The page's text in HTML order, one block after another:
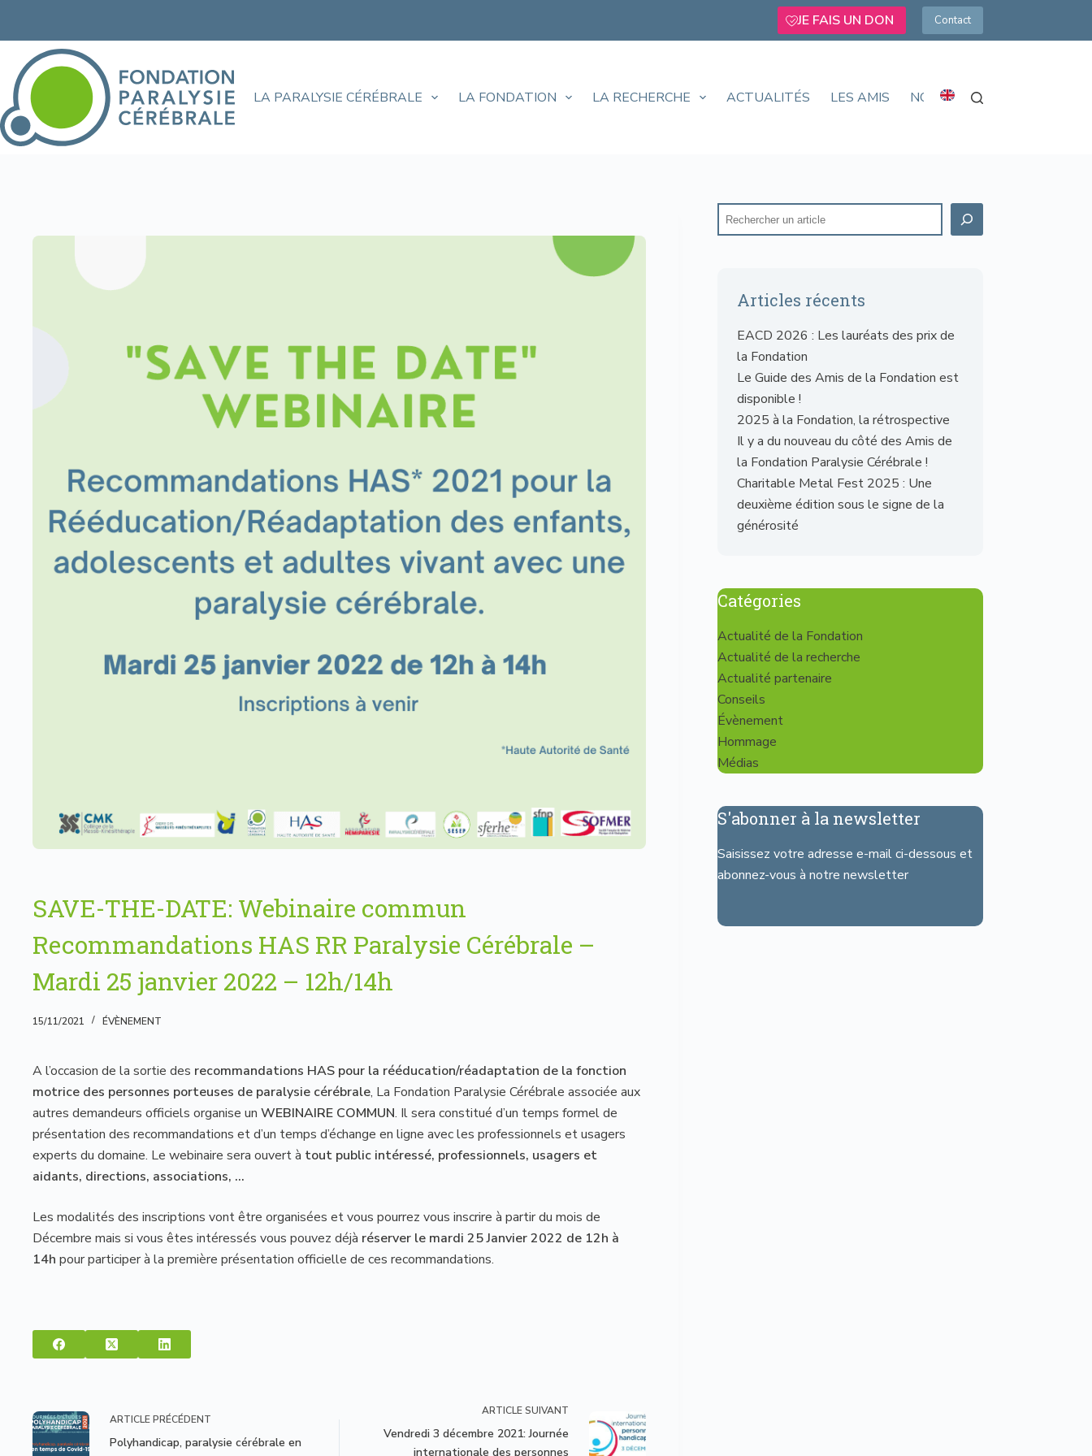
JE FAIS UN DON Contact
LA PARALYSIE CÉRÉBRALE LA FONDATION LA RECHERCHE ACTUALITÉS LES AMIS NOUS SOUTENIR
SAVE-THE-DATE: Webinaire commun
Recommandations HAS RR Paralysie Cérébrale –
Mardi 25 janvier 2022 – 12h/14h
15/11/2021 ÉVÈNEMENT
A l’occasion de la sortie des recommandations HAS pour la rééducation/réadaptation de la fonction
motrice des personnes porteuses de paralysie cérébrale, La Fondation Paralysie Cérébrale associée aux
autres demandeurs officiels organise un WEBINAIRE COMMUN. Il sera constitué d’un temps formel de
présentation des recommandations et d’un temps d’échange en ligne avec les professionnels et usagers
experts du domaine. Le webinaire sera ouvert à tout public intéressé, professionnels, usagers et
aidants, directions, associations, …
Les modalités des inscriptions vont être organisées et vous pourrez vous inscrire à partir du mois de
Décembre mais si vous êtes intéressés vous pouvez déjà réserver le mardi 25 Janvier 2022 de 12h à
14h pour participer à la première présentation officielle de ces recommandations.
ARTICLEPRÉCÉDENT
Polyhandicap, paralysie cérébrale en
ARTICLESUIVANT
Vendredi 3 décembre 2021: Journée
internationale des personnes
Articles récents
EACD 2026 : Les lauréats des prix de
la Fondation
Le Guide des Amis de la Fondation est
disponible !
2025 à la Fondation, la rétrospective
Il y a du nouveau du côté des Amis de
la Fondation Paralysie Cérébrale !
Charitable Metal Fest 2025 : Une
deuxième édition sous le signe de la
générosité
Catégories
Actualité de la Fondation
Actualité de la recherche
Actualité partenaire
Conseils
Évènement
Hommage
Médias
S'abonner à la newsletter
Saisissez votre adresse e-mail ci-dessous et
abonnez-vous à notre newsletter